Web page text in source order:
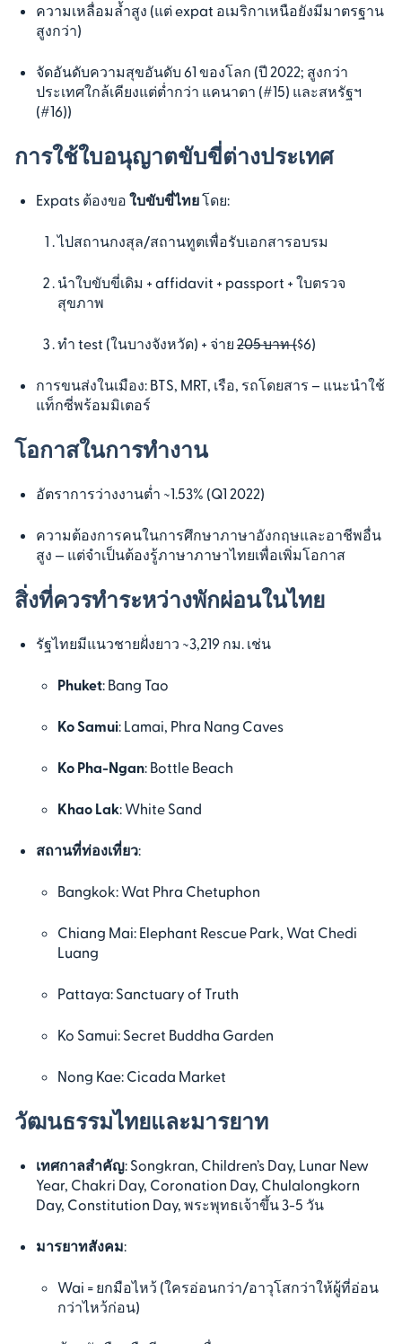
ความเหลื่อมล้ำสูง (แต่ expat อเมริกาเหนือยังมีมาตรฐาน
สูงกว่า)
จัดอันดับความสุขอันดับ 61 ของโลก (ปี 2022; สูงกว่า
ประเทศใกล้เคียงแต่ต่ำกว่า แคนาดา (#15) และสหรัฐฯ
(#16))
การใช้ใบอนุญาตขับขี่ต่างประเทศ
Expats ต้องขอ ใบขับขี่ไทยโดย:
ไปสถานกงสุล/สถานทูตเพื่อรับเอกสารอบรม
นำใบขับขี่เดิม + affidavit + passport + ใบตรวจ
สุขภาพ
ทำ test (ในบางจังหวัด) + จ่าย 205 บาท ($6)
การขนส่งในเมือง: BTS, MRT, เรือ, รถโดยสาร – แนะนำใช้
แท็กซี่พร้อมมิเตอร์
โอกาสในการทำงาน
อัตราการว่างงานต่ำ ~1.53% (Q1 2022)
ความต้องการคนในการศึกษาภาษาอังกฤษและอาชีพอื่น
สูง — แต่จำเป็นต้องรู้ภาษาภาษาไทยเพื่อเพิ่มโอกาส
สิ่งที่ควรทำระหว่างพักผ่อนในไทย
รัฐไทยมีแนวชายฝั่งยาว ~3,219 กม. เช่น
Phuket: Bang Tao
Ko Samui: Lamai, Phra Nang Caves
Ko Pha-Ngan: Bottle Beach
Khao Lak: White Sand
สถานที่ท่องเที่ยว:
Bangkok: Wat Phra Chetuphon
Chiang Mai: Elephant Rescue Park, Wat Chedi
Luang
Pattaya: Sanctuary of Truth
Ko Samui: Secret Buddha Garden
Nong Kae: Cicada Market
วัฒนธรรมไทยและมารยาท
เทศกาลสำคัญ: Songkran, Children’s Day, Lunar New
Year, Chakri Day, Coronation Day, Chulalongkorn
Day, Constitution Day, พระพุทธเจ้าขึ้น 3-5 วัน
มารยาทสังคม:
Wai = ยกมือไหว้ (ใครอ่อนกว่า/อาวุโสกว่าให้ผู้ที่อ่อน
กว่าไหว้ก่อน)